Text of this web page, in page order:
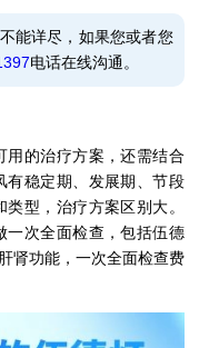
能详尽，如果您或者您
电话在线沟通。
的治疗方案，还需结合
有稳定期、发展期、节段
型，治疗方案区别大。
一次全面检查，包括伍德
肾功能，一次全面检查费